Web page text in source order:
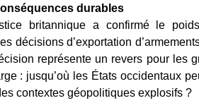
durables
britannique a confirmé le
décisions d’exportation
représente un revers pour les
: jusqu’où les États occidentaux
contextes géopolitiques explosifs ?